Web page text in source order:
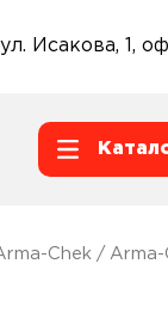
Исакова, 1,
Chek / Arma-